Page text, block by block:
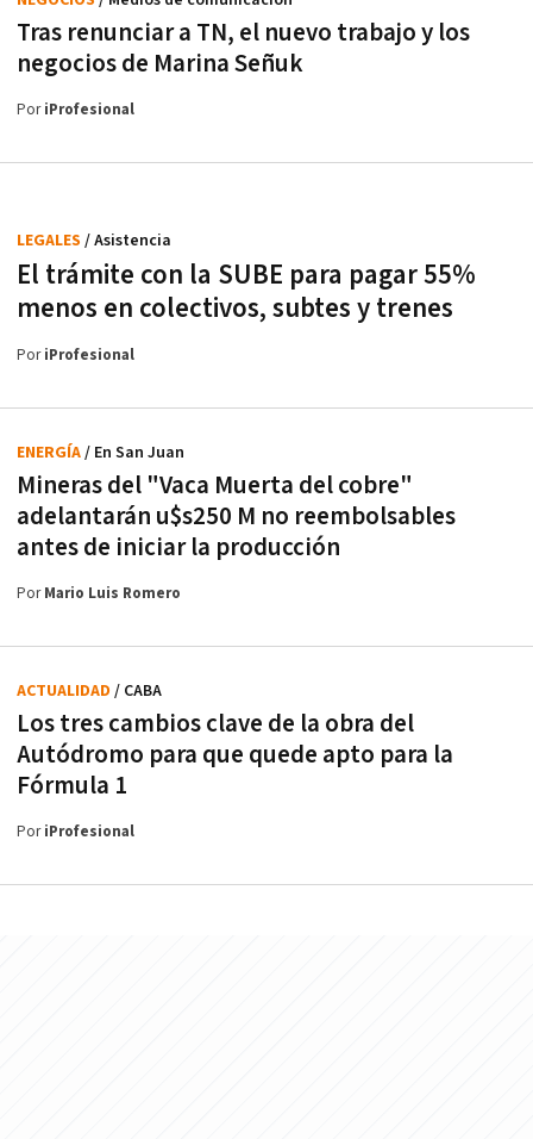
Tras renunciar a TN, el nuevo trabajo y los
negocios de Marina Señuk
PoriProfesional
El trámite con la SUBE para pagar 55%
menos en colectivos, subtes y trenes
LEGALES / Asistencia
PoriProfesional
Mineras del "Vaca Muerta del cobre"
adelantarán u$s250 M no reembolsables
antes de iniciar la producción
ENERGÍA/ En San Juan
PorMario Luis Romero
Los tres cambios clave de la obra del
Autódromo para que quede apto para la
Fórmula 1
ACTUALIDAD / CABA
PoriProfesional